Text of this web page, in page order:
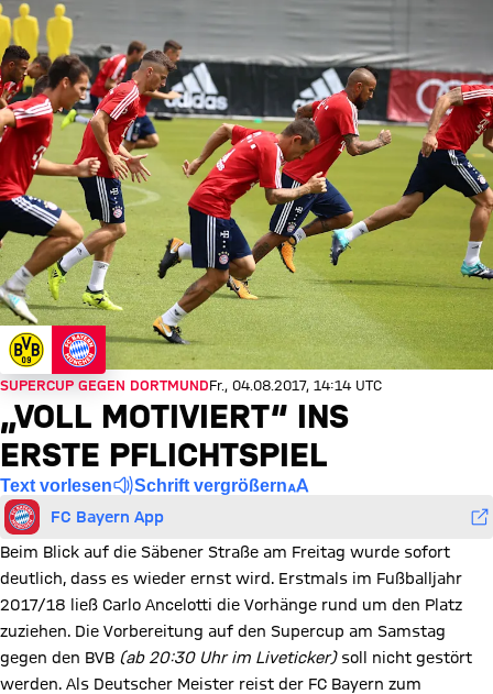
SUPERCUP GEGEN DORTMUNDFr., 04.08.2017, 14:14 UTC
„VOLL MOTIVIERT“ INS
ERSTE PFLICHTSPIEL
Text vorlesen Schrift vergrößern
FC Bayern App
Beim Blick auf die Säbener Straße am Freitag wurde sofort
deutlich, dass es wieder ernst wird. Erstmals im Fußballjahr
2017/18 ließ Carlo Ancelotti die Vorhänge rund um den Platz
zuziehen. Die Vorbereitung auf den Supercup am Samstag
gegen den BVB (ab 20:30 Uhr im Liveticker)soll nicht gestört
werden. Als Deutscher Meister reist der FC Bayern zum